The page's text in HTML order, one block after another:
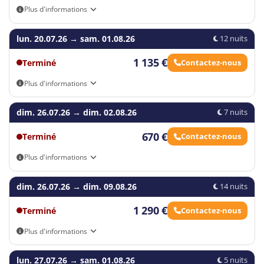
Horaire
Programme
8:00
Réveil
8:30
Petit-déjeuner complet (buffet salé-
9:00-
11:00
Atelier équestre
11:00
Douche/temps libre/ jeux en autonomie
(ou encadrés pour les plus jeunes)
12:00
Déjeuner convivial sur la terrasse
14:00
Piscine/temps calme (film ou petits jeux
pour les plus jeunes) / jeux autonomie
15:30
Goûter énergisant
Jeux en plein air ou atelier thématique
encadrés
Plus d'informations
Arrivée autonome
lun. 20.07.26 → sam. 01.08.26 12 nuits
Terminé 1 135 € Contactez-nous
Plus d'informations
Arrivée autonome
dim. 26.07.26 → dim. 02.08.26 7 nuits
Terminé 670 € Contactez-nous
Plus d'informations
Arrivée autonome
dim. 26.07.26 → dim. 09.08.26 14 nuits
Terminé 1 290 € Contactez-nous
Plus d'informations
Arrivée autonome
lun. 27.07.26 → sam. 01.08.26 5 nuits